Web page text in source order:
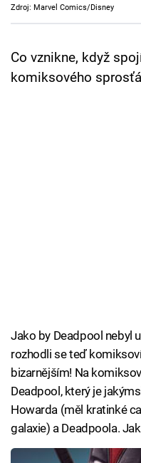
Sledujte prima+
Přihlášení
Zdroj: Marvel Comics/Disney
Co vznikne, když
komiksového
Jako by Deadpool nebyl
rozhodli se teď
bizarnějším! Na
Deadpool, který je
Howarda (měl kratinké
galaxie) a Deadpoola.